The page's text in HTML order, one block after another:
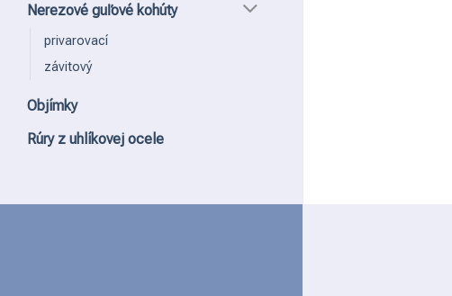
Nerezové guľové kohúty
privarovací
závitový
Objímky
Rúry z uhlíkovej ocele